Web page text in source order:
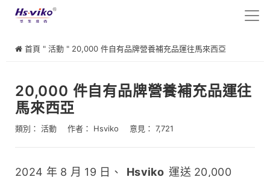
首頁 " 活動 " 20,000 件自有品牌營養補充品運往馬來西亞
20,000 件自有品牌營養補充品運往
馬來西亞
類別： 活動 作者： Hsviko 意見： 7,721
2024 年 8 月 19 日、 Hsviko 運送 20,000